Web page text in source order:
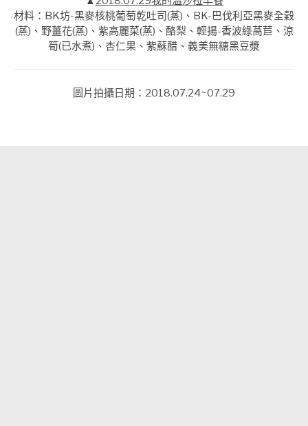
材料：BK坊-黑麥核桃葡萄乾吐司(蒸)、BK-巴伐利亞黑麥全穀
(蒸)、野薑花(蒸)、紫高麗菜(蒸)、酪梨、輕揚-香波綠萵苣、涼
筍(已水煮)、杏仁果、紫蘇醋、義美無糖黑豆漿
圖片拍攝日期：2018.07.24~07.29